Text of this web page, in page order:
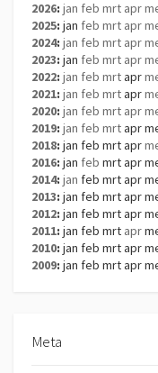
2026: jan feb mrt apr
2025: jan feb mrt apr
2024: jan feb mrt apr
2023: jan feb mrt apr
2022: jan feb mrtapr
2021: jan feb mrtapr
2020: jan feb mrt apr
2019: jan feb mrtapr
2018: jan feb mrtapr
2016: jan feb mrtapr
2014: jan feb mrtapr
2013: jan feb mrtapr
2012: jan feb mrtapr
2011: jan feb mrt apr
2010: jan feb mrtapr
2009: jan feb mrtapr
Meta